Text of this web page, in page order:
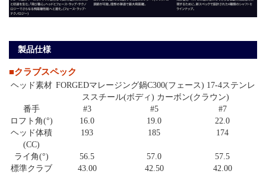
製品仕様
■クラブスペック
ヘッド素材 FORGEDマレージング鍋C300(フェース) 17-4ステンレ
ススチール(ボディ) カーボン(クラウン)
番手
#3 #5
#7
ロフト角(°)
16.0 19.0
22.0
ヘッド体積
(CC)
193 185 174
ライ角(°) 56.5 57.0
57.5
標準クラブ
43.00 42.50 42.00